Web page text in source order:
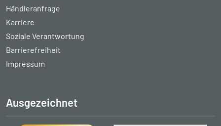
Händleranfrage
Karriere
Soziale Verantwortung
Barrierefreiheit
Impressum
Ausgezeichnet